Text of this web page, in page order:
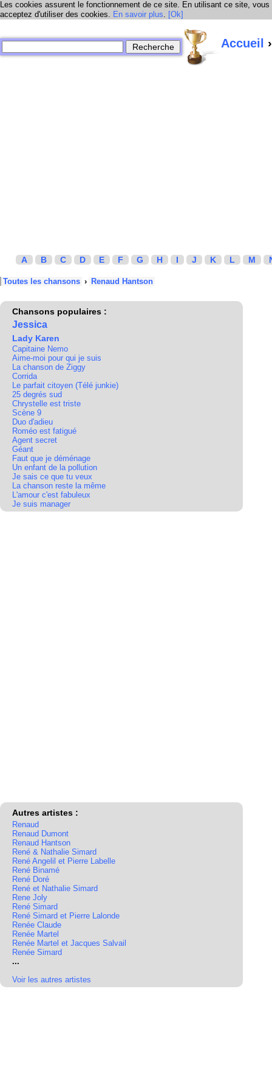
Les cookies assurent le fonctionnement de ce site. En utilisant ce site, vous
acceptez d'utiliser des cookies. En savoir plus. [Ok]
Accueil
A B C D E F G H I J K L M
Toutes les chansons › Renaud Hantson
Chansons populaires :
Jessica
Lady Karen
Capitaine Nemo
Aime-moi pour qui je suis
La chanson de Ziggy
Corrida
Le parfait citoyen (Télé junkie)
25 degrés sud
Chrystelle est triste
Scène 9
Duo d'adieu
Roméo est fatigué
Agent secret
Géant
Faut que je déménage
Un enfant de la pollution
Je sais ce que tu veux
La chanson reste la même
L'amour c'est fabuleux
Je suis manager
Autres artistes :
Renaud
Renaud Dumont
Renaud Hantson
René & Nathalie Simard
René Angelil et Pierre Labelle
René Binamé
René Doré
René et Nathalie Simard
Rene Joly
René Simard
René Simard et Pierre Lalonde
Renée Claude
Renée Martel
Renée Martel et Jacques Salvail
Renée Simard
...
Voir les autres artistes